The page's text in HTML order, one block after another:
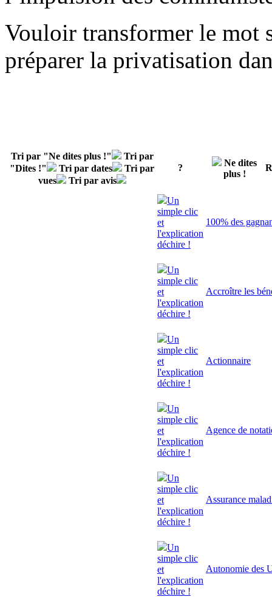
Vouloir transformer le mot
préparer la privatisation
Tri par "Ne dites plus !"
Tri par
"Dites !"
Tri par dates
Tri par
vues
Tri par avis
?
Ne dites
plus !
Un
simple clic
et
l'explication
déchire !
100% des
Un
simple clic
et
l'explication
déchire !
Accroître les
Un
simple clic
et
l'explication
déchire !
Actionnaire
Un
simple clic
et
l'explication
déchire !
Agence de
Un
simple clic
et
l'explication
déchire !
Assurance
Un
simple clic
et
l'explication
déchire !
Autonomie des